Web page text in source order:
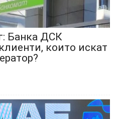
Банка ДСК
които искат